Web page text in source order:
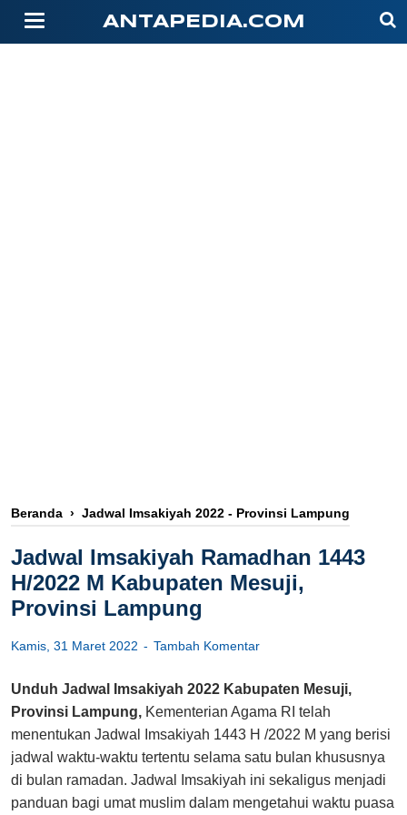
ANTAPEDIA.COM
Beranda › Jadwal Imsakiyah 2022 - Provinsi Lampung
Jadwal Imsakiyah Ramadhan 1443
H/2022 M Kabupaten Mesuji,
Provinsi Lampung
Kamis, 31 Maret 2022 Tambah Komentar
Unduh Jadwal Imsakiyah 2022 Kabupaten Mesuji,
Provinsi Lampung, Kementerian Agama RI telah
menentukan Jadwal Imsakiyah 1443 H /2022 M yang berisi
jadwal waktu-waktu tertentu selama satu bulan khususnya
di bulan ramadan. Jadwal Imsakiyah ini sekaligus menjadi
panduan bagi umat muslim dalam mengetahui waktu puasa